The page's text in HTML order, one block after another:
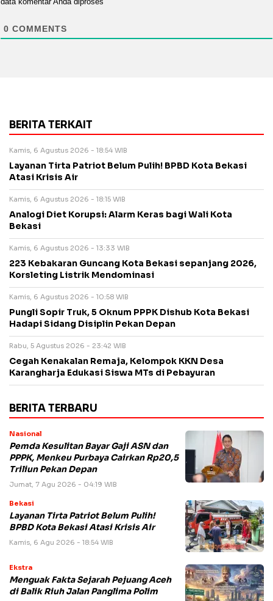
0 COMMENTS
BERITA TERKAIT
Kamis, 6 Agustus 2026 - 18:54 WIB
Layanan Tirta Patriot Belum Pulih! BPBD Kota Bekasi
Atasi Krisis Air
Kamis, 6 Agustus 2026 - 18:15 WIB
Analogi Diet Korupsi: Alarm Keras bagi Wali Kota
Bekasi
Kamis, 6 Agustus 2026 - 13:33 WIB
223 Kebakaran Guncang Kota Bekasi sepanjang 2026,
Korsleting Listrik Mendominasi
Kamis, 6 Agustus 2026 - 10:58 WIB
Pungli Sopir Truk, 5 Oknum PPPK Dishub Kota Bekasi
Hadapi Sidang Disiplin Pekan Depan
Rabu, 5 Agustus 2026 - 23:42 WIB
Cegah Kenakalan Remaja, Kelompok KKN Desa
Karangharja Edukasi Siswa MTs di Pebayuran
BERITA TERBARU
Nasional
Pemda Kesulitan Bayar Gaji ASN dan
PPPK, Menkeu Purbaya Cairkan Rp20,5
Triliun Pekan Depan
Jumat, 7 Agu 2026 - 04:19 WIB
Bekasi
Layanan Tirta Patriot Belum Pulih!
BPBD Kota Bekasi Atasi Krisis Air
Kamis, 6 Agu 2026 - 18:54 WIB
Ekstra
Menguak Fakta Sejarah Pejuang Aceh
di Balik Riuh Jalan Panglima Polim